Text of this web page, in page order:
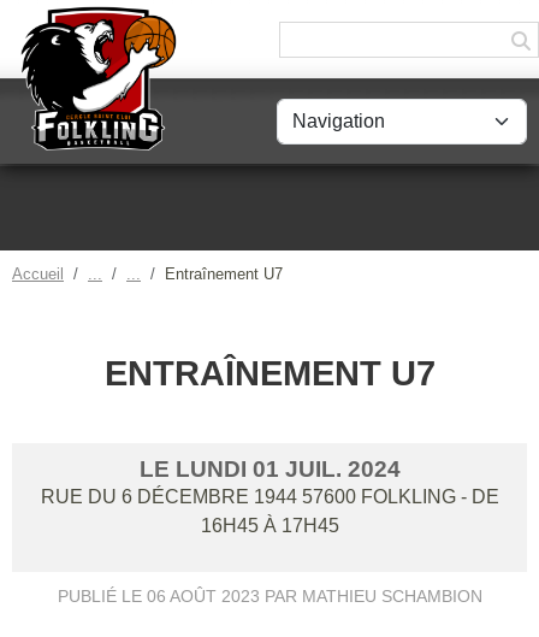
Accueil Entraînement U7
ENTRAÎNEMENT U7
LE LUNDI 01 JUIL. 2024
RUE DU 6 DÉCEMBRE 1944 57600 FOLKLING - DE
16H45 À 17H45
PUBLIÉ LE 06 AOÛT 2023 PAR MATHIEU SCHAMBION
Panneau de gestion des cookies